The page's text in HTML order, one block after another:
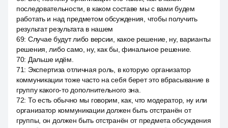
последовательности, в каком составе мы с вами будем
работать и над предметом обсуждения, чтобы получить
результат результата в нашем
69: Случае будут либо версии, какое решение, ну, варианты
решения, либо само, ну, как бы, финальное решение.
70: Дальше идём.
71: Экспертиза отличная роль, в которую организатор
коммуникации тоже часто на себя берет это вбрасывание в
группу какого-то дополнительного зна.
72: То есть обычно мы говорим, как, что модератор, ну или
организатор коммуникации должен быть отстранён от
группы, он должен быть отстранён от предмета обсуждения